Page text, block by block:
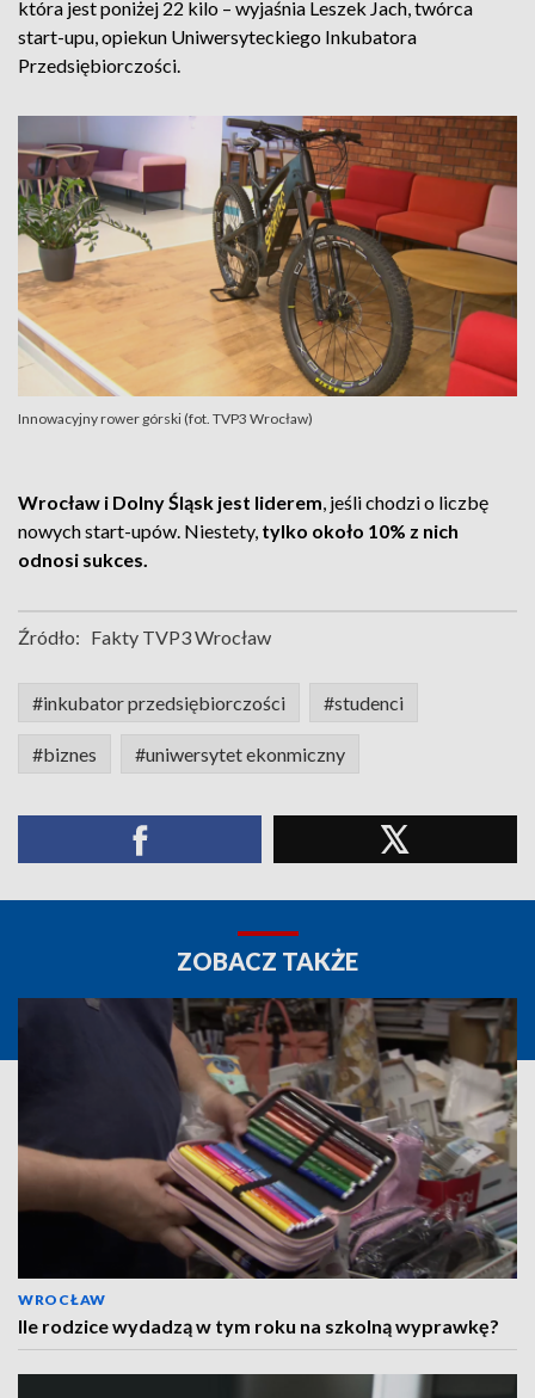
która jest poniżej 22 kilo – wyjaśnia Leszek Jach, twórca
start-upu, opiekun Uniwersyteckiego Inkubatora
Przedsiębiorczości.
Innowacyjny rower górski (fot. TVP3 Wrocław)
Wrocław i Dolny Śląsk jest liderem, jeśli chodzi o liczbę
nowych start-upów. Niestety, tylko około 10% z nich
odnosi sukces.
Źródło: Fakty TVP3 Wrocław
#inkubator przedsiębiorczości #studenci
#biznes #uniwersytet ekonmiczny
ZOBACZ TAKŻE
WROCŁAW
Ile rodzice wydadzą w tym roku na szkolną wyprawkę?